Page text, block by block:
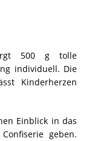
500 g tolle
individuell. Die
Kinderherzen
Einblick in das
geben.